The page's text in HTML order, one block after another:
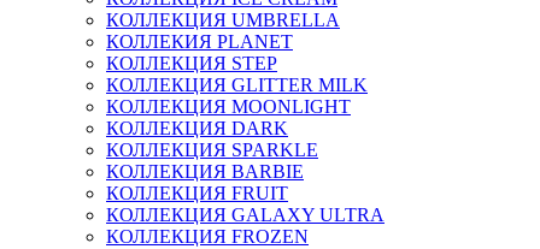
КОЛЛЕКЦИЯ UMBRELLA
КОЛЛЕКИЯ PLANET
КОЛЛЕКЦИЯ STEP
КОЛЛЕКЦИЯ GLITTER MILK
КОЛЛЕКЦИЯ MOONLIGHT
КОЛЛЕКЦИЯ DARK
КОЛЛЕКЦИЯ SPARKLE
КОЛЛЕКЦИЯ BARBIE
КОЛЛЕКЦИЯ FRUIT
КОЛЛЕКЦИЯ GALAXY ULTRA
КОЛЛЕКЦИЯ FROZEN